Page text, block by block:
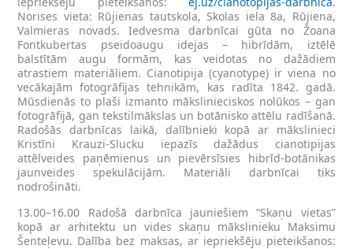
Norises vieta: Rūjienas tautskola, Skolas iela 8a, Rūjiena,
Valmieras novads. Iedvesma darbnīcai gūta no Žoana
Fontkubertas pseidoaugu idejas – hibrīdām, iztēlē
balstītām augu formām, kas veidotas no dažādiem
atrastiem materiāliem. Cianotipija (cyanotype) ir viena no
vecākajām fotogrāfijas tehnikām, kas radīta 1842. gadā.
Mūsdienās to plaši izmanto mākslinieciskos nolūkos – gan
fotogrāfijā, gan tekstilmākslas un botānisko attēlu radīšanā.
Radošās darbnīcas laikā, dalībnieki kopā ar mākslinieci
Kristīni Krauzi-Slucku iepazīs dažādus cianotipijas
attēlveides paņēmienus un pievērsīsies hibrīd-botānikas
jaunveides spekulācijām. Materiāli darbnīcai tiks
nodrošināti.
13.00–16.00 Radošā darbnīca jauniešiem “Skaņu vietas”
kopā ar arhitektu un vides skaņu mākslinieku Maksimu
Šenteļevu. Dalība bez maksas, ar iepriekšēju pieteikšanos: